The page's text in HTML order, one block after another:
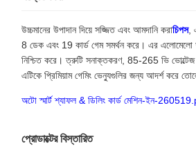
উচ্চমানের উপাদান দিয়ে সজ্জিত এবং আমদানি করাচিপস,
8 ডেক এবং 19 কার্ড গেম সমর্থন করে। এর এলোমেলো
নিশ্চিত করে। ত্রুটি সনাক্তকরণ, 85-265 ভি ভোল্টেজ
এটিকে প্রিমিয়াম গেমিং ভেন্যুগুলির জন্য আদর্শ করে
অটো স্মার্ট শ্যাফল & ডিলিং কার্ড মেশিন-ইন-
প্রোডাক্টের বিস্তারিত